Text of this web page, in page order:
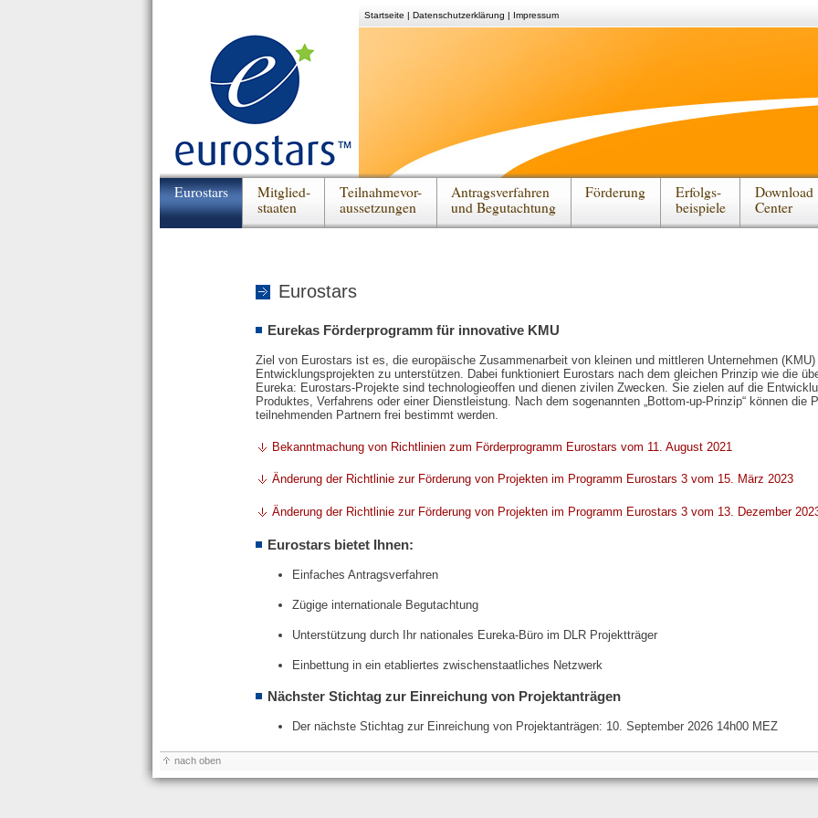
Startseite | Datenschutzerklärung | Impressum
Eurostars
Mitglied-
staaten
Teilnahmevor-
aussetzungen
Antragsverfahren
und Begutachtung
Förderung
Erfolgs-
beispiele
Download
Center
Eurostars
Eurekas Förderprogramm für innovative KMU
Ziel von Eurostars ist es, die europäische Zusammenarbeit von kleinen und mittleren Unternehmen
Entwicklungsprojekten zu unterstützen. Dabei funktioniert Eurostars nach dem gleichen Prinzip wie die
Eureka: Eurostars-Projekte sind technologieoffen und dienen zivilen Zwecken. Sie zielen auf die
Produktes, Verfahrens oder einer Dienstleistung. Nach dem sogenannten „Bottom-up-Prinzip“ können die
teilnehmenden Partnern frei bestimmt werden.
Bekanntmachung von Richtlinien zum Förderprogramm Eurostars vom 11. August 2021
Änderung der Richtlinie zur Förderung von Projekten im Programm Eurostars 3 vom 15. März 2023
Änderung der Richtlinie zur Förderung von Projekten im Programm Eurostars 3 vom 13. Dezember
Eurostars bietet Ihnen:
Einfaches Antragsverfahren
Zügige internationale Begutachtung
Unterstützung durch Ihr nationales Eureka-Büro im DLR Projektträger
Einbettung in ein etabliertes zwischenstaatliches Netzwerk
Nächster Stichtag zur Einreichung von Projektanträgen
Der nächste Stichtag zur Einreichung von Projektanträgen: 10. September 2026 14h00 MEZ
nach oben